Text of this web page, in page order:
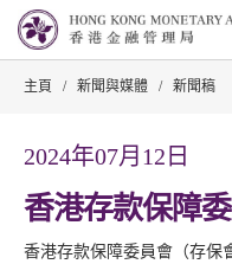
主頁 / 新聞與媒體 / 新聞稿
2024年07月12日
香港存款保障
香港存款保障委員會（存保